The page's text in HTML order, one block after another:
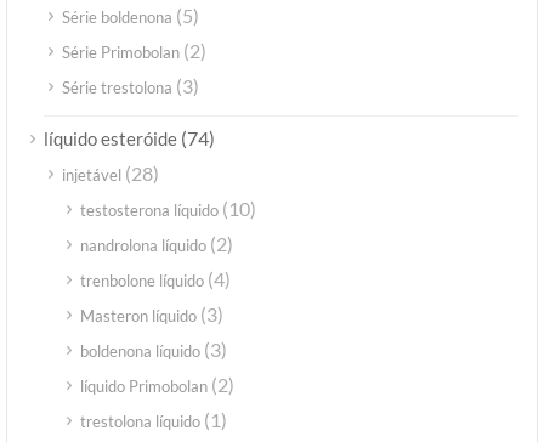
Série boldenona (5)
Série Primobolan (2)
Série trestolona (3)
líquido esteróide (74)
injetável (28)
testosterona líquido (10)
nandrolona líquido (2)
trenbolone líquido (4)
Masteron líquido (3)
boldenona líquido (3)
líquido Primobolan (2)
trestolona líquido (1)